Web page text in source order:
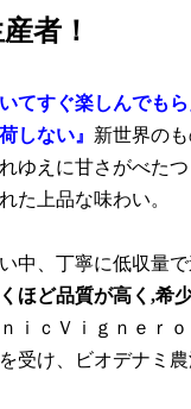
者！
てすぐ楽しんでも
しない』 新世界の
ゆえに甘さがべた
た上品な味わい。
中、丁寧に低収量
ほど品質が高く,希
ｉｃＶｉｇｎｅｒ
受け、ビオデナミ農